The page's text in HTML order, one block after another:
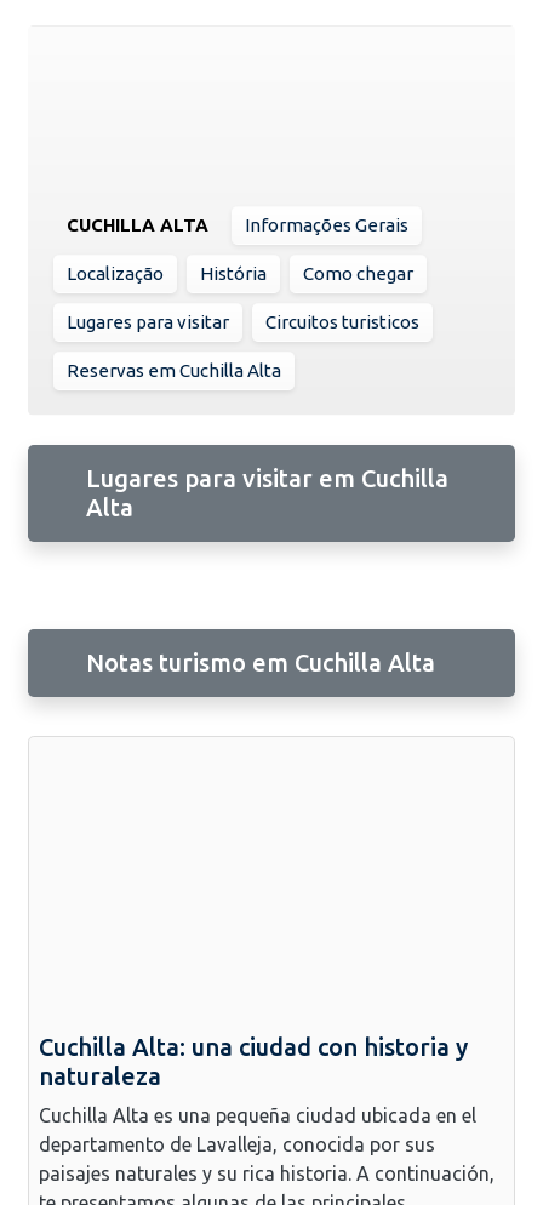
CUCHILLA ALTA Informações Gerais
Localização História Como chegar
Lugares para visitar Circuitos turisticos
Reservas em Cuchilla Alta
Lugares para visitar em Cuchilla
Alta
Notas turismo em Cuchilla Alta
Cuchilla Alta: una ciudad con historia y
naturaleza
Cuchilla Alta es una pequeña ciudad ubicada en el
departamento de Lavalleja, conocida por sus
paisajes naturales y su rica historia. A continuación,